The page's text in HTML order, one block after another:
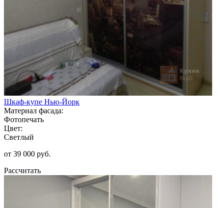
Шкаф-купе Нью-Йорк
Материал фасада:
Фотопечать
Цвет:
Светлый
от 39 000 руб.
Рассчитать